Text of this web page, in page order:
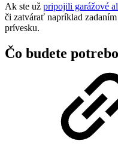
Ak ste už pripojili garážové
či zatvárať napríklad
prívesku.
Čo budete